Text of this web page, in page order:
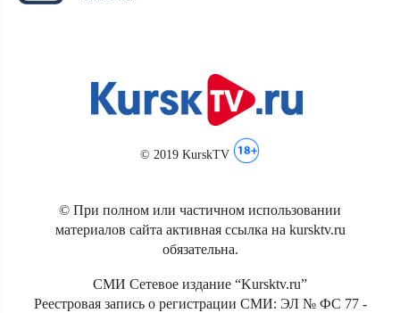
© 2019 KurskTV
© При полном или частичном использовании
материалов сайта активная ссылка на kursktv.ru
обязательна.
СМИ Сетевое издание “Kursktv.ru”
Реестровая запись о регистрации СМИ: ЭЛ № ФС 77 -